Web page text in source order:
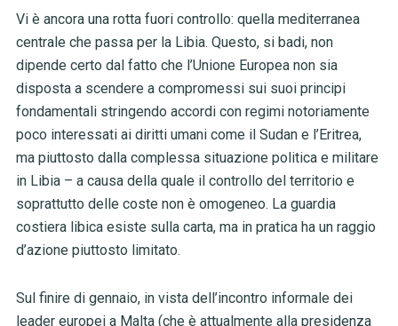
Vi è ancora una rotta fuori controllo: quella mediterranea
centrale che passa per la Libia. Questo, si badi, non
dipende certo dal fatto che l’Unione Europea non sia
disposta a scendere a compromessi sui suoi principi
fondamentali stringendo accordi con regimi notoriamente
poco interessati ai diritti umani come il Sudan e l’Eritrea,
ma piuttosto dalla complessa situazione politica e militare
in Libia – a causa della quale il controllo del territorio e
soprattutto delle coste non è omogeneo. La guardia
costiera libica esiste sulla carta, ma in pratica ha un raggio
d’azione piuttosto limitato.
Sul finire di gennaio, in vista dell’incontro informale dei
leader europei a Malta (che è attualmente alla presidenza